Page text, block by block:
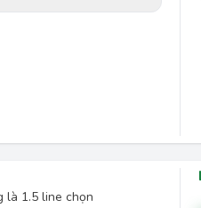
là 1.5 line chọn